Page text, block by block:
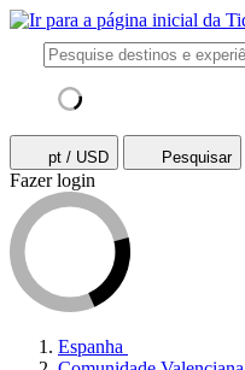
pt / USD Pesquisar
Fazer login
Espanha